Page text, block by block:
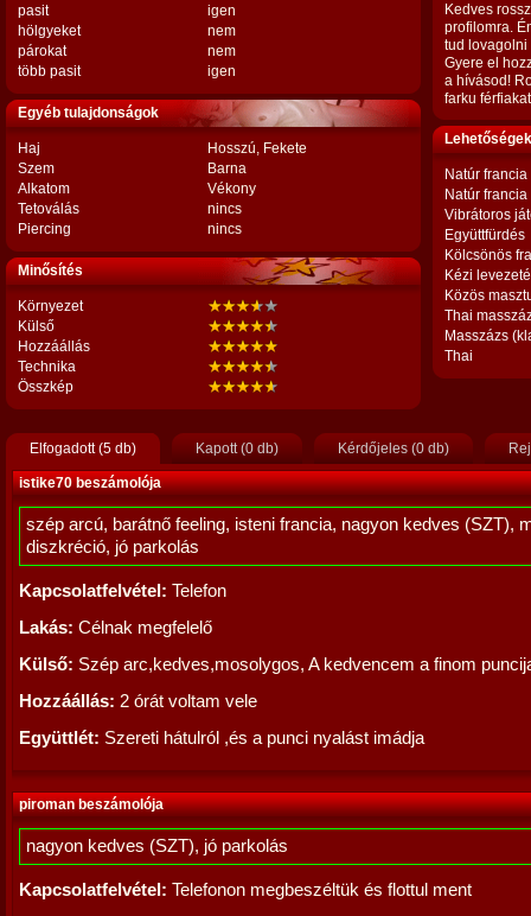
pasit
igen
hölgyeket
nem
párokat
nem
több pasit
igen
Egyéb tulajdonságok
Haj
Hosszú, Fekete
Szem
Barna
Alkatom
Vékony
Tetoválás
nincs
Piercing
nincs
Minősítés
Környezet
Külső
Hozzáállás
Technika
Összkép
Kedves
profilomra.
tud lovagolni
Gyere el
a hívásod!
farku
Natúr francia
Natúr
Vibrátoros
Együttfürdés
Kölcsönös
Kézi
Közös
Thai
Masszázs
Thai
Elfogadott (5 db) Kapott (0 db) Kérdőjeles (0 db)
istike70 beszámolója
szép arcú, barátnő feeling, isteni francia, nagyon kedves (SZT),
diszkréció, jó parkolás
Kapcsolatfelvétel: Telefon
Lakás: Célnak megfelelő
Külső: Szép arc,kedves,mosolygos, A kedvencem a finom
Hozzáállás: 2 órát voltam vele
Együttlét: Szereti hátulról ,és a punci nyalást imádja
piroman beszámolója
nagyon kedves (SZT), jó parkolás
Kapcsolatfelvétel: Telefonon megbeszéltük és flottul ment